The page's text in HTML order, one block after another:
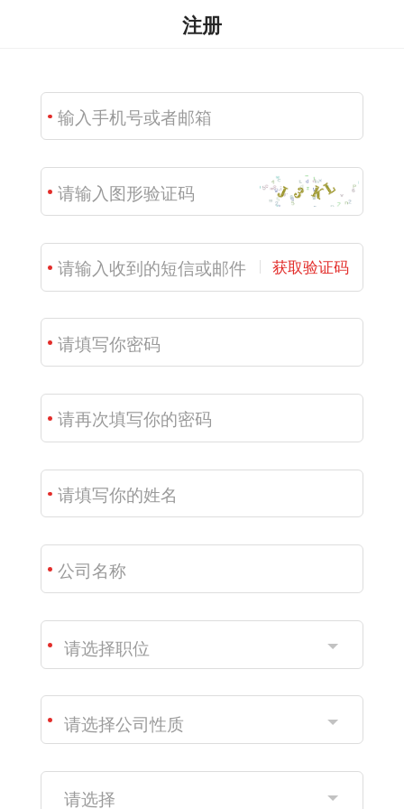
注册
获取验证码